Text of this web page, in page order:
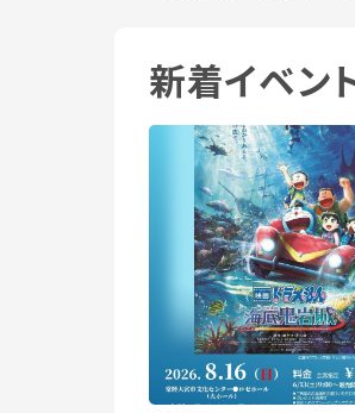
新着イベン